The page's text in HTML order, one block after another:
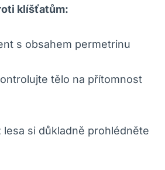
klíšťatům:
s obsahem permetrinu
tělo na přítomnost
lesa si důkladně prohlédněte